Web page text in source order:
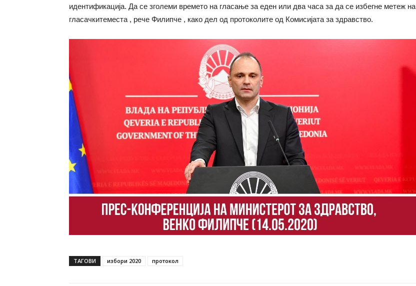
идентификација. Да се зголеми времето на гласање за еден или два часа за да се избегне метеж на
гласачкитеместа , рече Филипче , како дел од протоколите од Комисијата за здравство.
ТАГОВИ избори 2020 протокол